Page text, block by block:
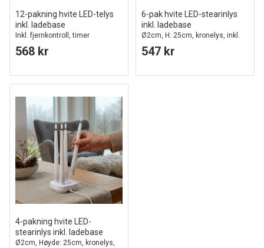
12-pakning hvite LED-telys
inkl. ladebase
Inkl. fjernkontroll, timer
568 kr
6-pak hvite LED-stearinlys
inkl. ladebase
Ø2cm, H: 25cm, kronelys, inkl.
fjernkontroll, timer
547 kr
4-pakning hvite LED-
stearinlys inkl. ladebase
Ø2cm, Høyde: 25cm, kronelys,